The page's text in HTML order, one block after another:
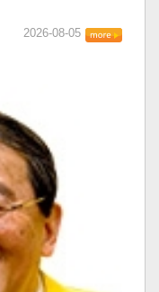
2026-08-05